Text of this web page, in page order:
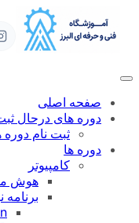
محتوا
صفحه اصلی
دوره های درحال
ثبت نام
دوره ها
کامپیوتر
هوش